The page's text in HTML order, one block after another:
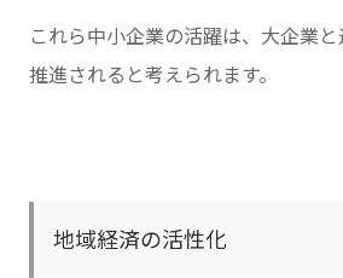
これら中小企業の活躍は、大企業
推進されると考えられます。
地域経済の活性化